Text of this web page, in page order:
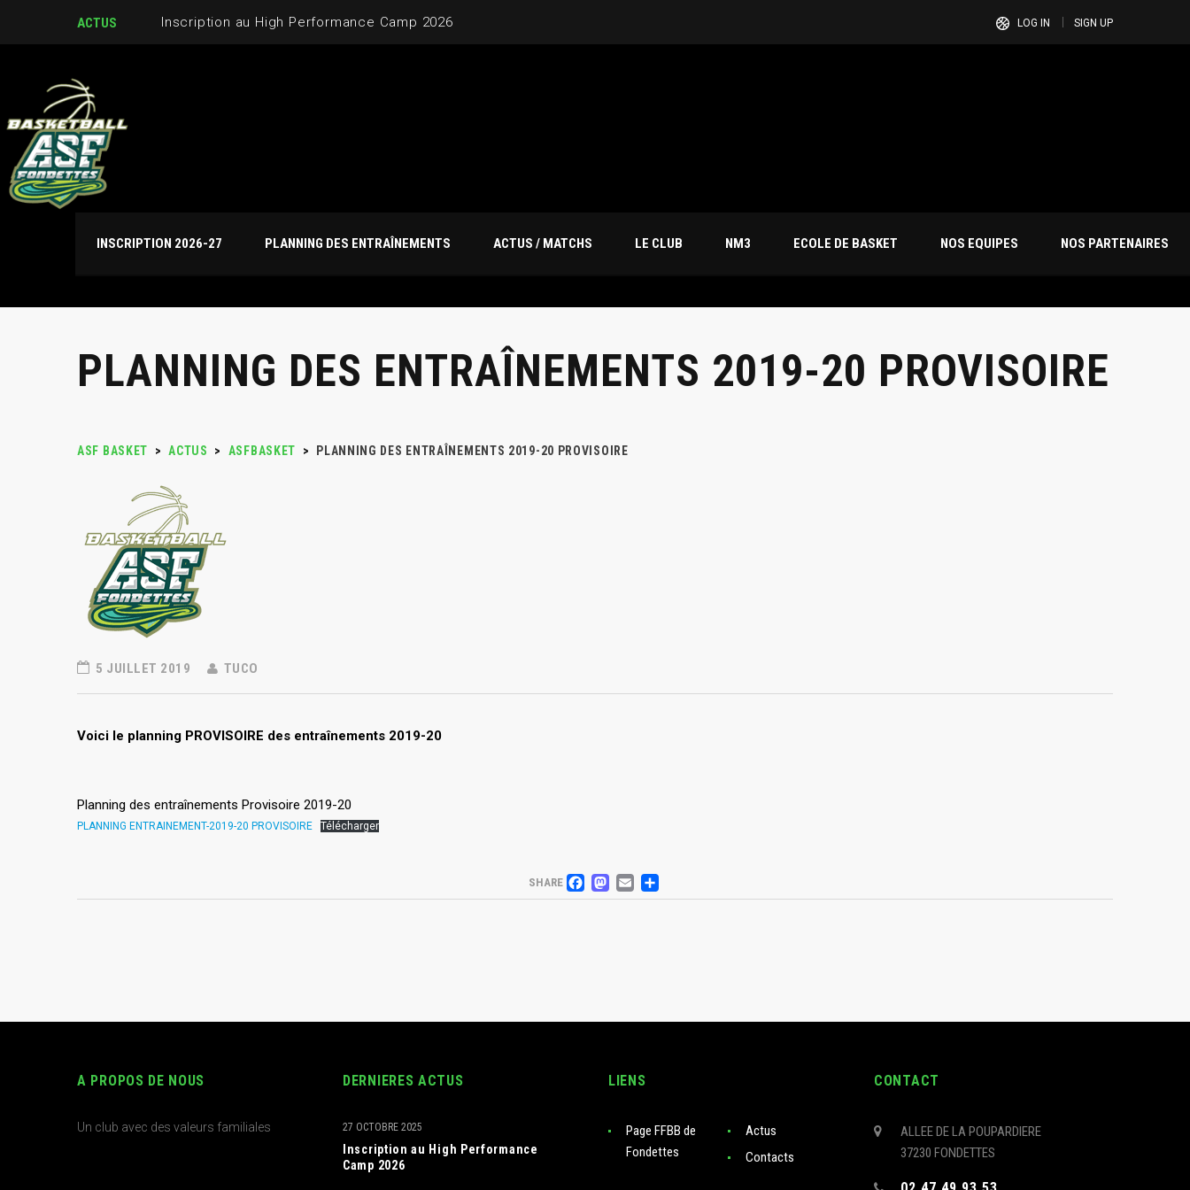
ACTUS Inscription au High Performance Camp 2026 LOG IN SIGN UP
INSCRIPTION 2026-27 PLANNING DES ENTRAÎNEMENTS ACTUS / MATCHS LE CLUB NM3 ECOLE DE BASKET NOS EQUIPES NOS PARTENAIRES
PLANNING DES ENTRAÎNEMENTS 2019-20 PROVISOIRE
ASF BASKET > ACTUS > ASFBASKET > PLANNING DES ENTRAÎNEMENTS 2019-20 PROVISOIRE
5 JUILLET 2019 TUCO
Voici le planning PROVISOIRE des entraînements 2019-20
Planning des entraînements Provisoire 2019-20
PLANNING ENTRAINEMENT-2019-20 PROVISOIRE Télécharger
SHARE FACEBOOK
MASTODON
EMAIL
PARTAGER
A PROPOS DE NOUS
Un club avec des valeurs familiales
DERNIERES ACTUS
Inscription au High Performance
Camp 2026
27 OCTOBRE 2025
LIENS
Page FFBB de
Fondettes
Actus
Contacts
CONTACT
ALLEE DE LA POUPARDIERE
37230 FONDETTES